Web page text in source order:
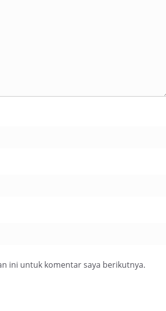
ini untuk komentar saya berikutnya.